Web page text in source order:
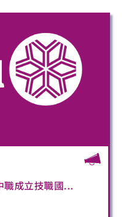
職成立技職國...